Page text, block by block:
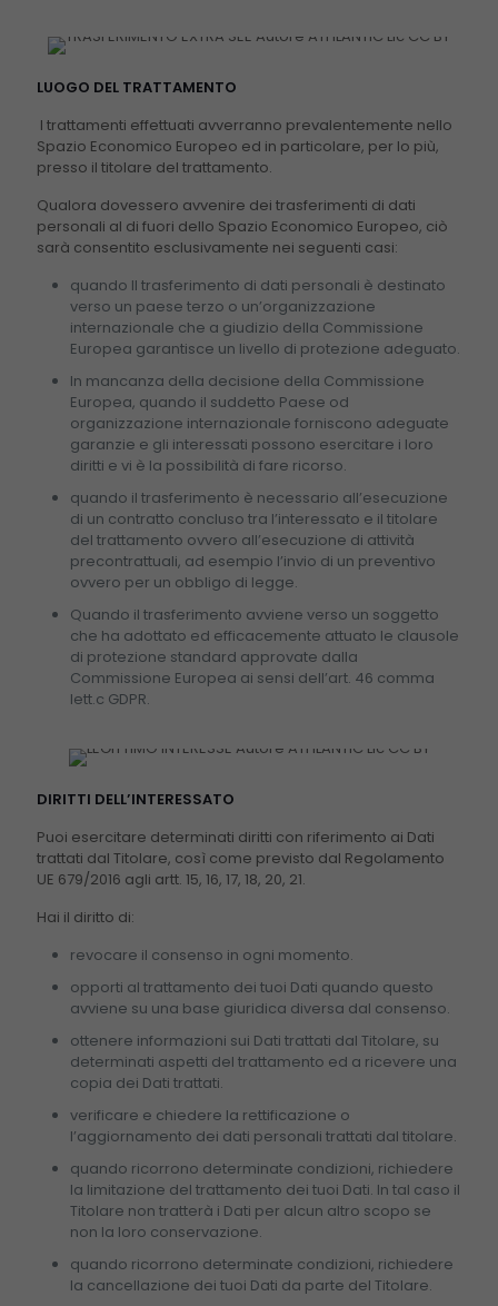
LUOGO DEL TRATTAMENTO
I trattamenti effettuati avverranno prevalentemente nello
Spazio Economico Europeo ed in particolare, per lo più,
presso il titolare del trattamento.
Qualora dovessero avvenire dei trasferimenti di dati
personali al di fuori dello Spazio Economico Europeo, ciò
sarà consentito esclusivamente nei seguenti casi:
quando Il trasferimento di dati personali è destinato
verso un paese terzo o un’organizzazione
internazionale che a giudizio della Commissione
Europea garantisce un livello di protezione adeguato.
In mancanza della decisione della Commissione
Europea, quando il suddetto Paese od
organizzazione internazionale forniscono adeguate
garanzie e gli interessati possono esercitare i loro
diritti e vi è la possibilità di fare ricorso.
quando il trasferimento è necessario all’esecuzione
di un contratto concluso tra l’interessato e il titolare
del trattamento ovvero all’esecuzione di attività
precontrattuali, ad esempio l’invio di un preventivo
ovvero per un obbligo di legge.
Quando il trasferimento avviene verso un soggetto
che ha adottato ed efficacemente attuato le clausole
di protezione standard approvate dalla
Commissione Europea ai sensi dell’art. 46 comma
lett.c GDPR.
DIRITTI DELL’INTERESSATO
Puoi esercitare determinati diritti con riferimento ai Dati
trattati dal Titolare, così come previsto dal Regolamento
UE 679/2016 agli artt. 15, 16, 17, 18, 20, 21.
Hai il diritto di:
revocare il consenso in ogni momento.
opporti al trattamento dei tuoi Dati quando questo
avviene su una base giuridica diversa dal consenso.
ottenere informazioni sui Dati trattati dal Titolare, su
determinati aspetti del trattamento ed a ricevere una
copia dei Dati trattati.
verificare e chiedere la rettificazione o
l’aggiornamento dei dati personali trattati dal titolare.
quando ricorrono determinate condizioni, richiedere
la limitazione del trattamento dei tuoi Dati. In tal caso il
Titolare non tratterà i Dati per alcun altro scopo se
non la loro conservazione.
quando ricorrono determinate condizioni, richiedere
la cancellazione dei tuoi Dati da parte del Titolare.